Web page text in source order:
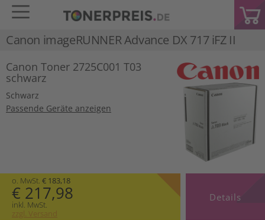
Canon imageRUNNER Advance DX 717 iFZ II
Canon Toner 2725C001 T03
schwarz
Schwarz
Passende Geräte anzeigen
o. MwSt. € 183,18
€ 217,98
inkl. MwSt.
zzgl. Versand
Details